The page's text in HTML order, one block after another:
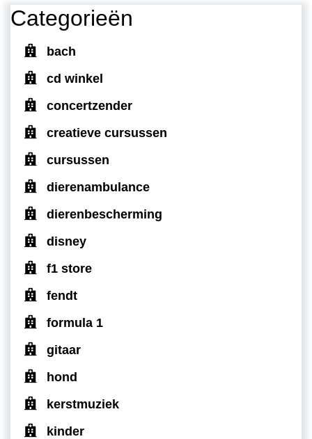
Categorieën
bach
cd winkel
concertzender
creatieve cursussen
cursussen
dierenambulance
dierenbescherming
disney
f1 store
fendt
formula 1
gitaar
hond
kerstmuziek
kinder